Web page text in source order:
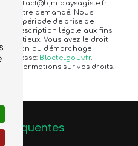
Contact@bjm-paysagiste.fr.
être demandé. Nous
la période de prise de
prescription légale aux fins
Vous avez le droit
au démarchage
adresse:
Bloctel.gouv.fr.
d’informations sur vos droits.
fréquentes